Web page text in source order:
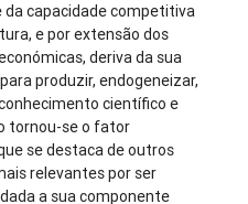
capacidade competitiva
e por extensão dos
deriva da sua
produzir, endogeneizar,
científico e
tornou-se o fator
se destaca de outros
relevantes por ser
a sua componente